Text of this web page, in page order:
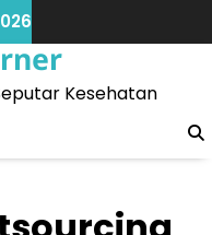
Kesehatan